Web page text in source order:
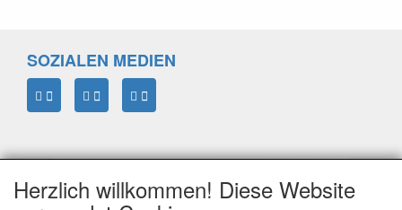
SOZIALEN MEDIEN
Herzlich willkommen! Diese Website